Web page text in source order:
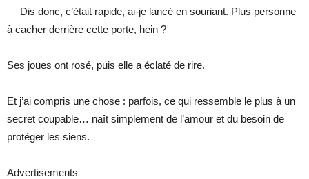
— Dis donc, c’était rapide, ai-je lancé en souriant. Plus personne
à cacher derrière cette porte, hein ?
Ses joues ont rosé, puis elle a éclaté de rire.
Et j’ai compris une chose : parfois, ce qui ressemble le plus à un
secret coupable… naît simplement de l’amour et du besoin de
protéger les siens.
Advertisements